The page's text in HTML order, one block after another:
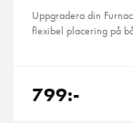
Uppgradera din
flexibel placering på
799:-